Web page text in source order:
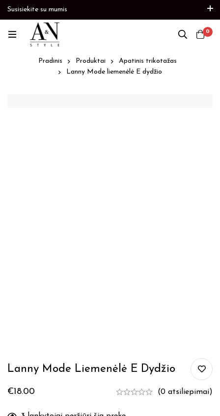
Susisiekite su mumis
Paskubėkite
0
Pradinis Produktai
Apatinis trikotažas
Lanny Mode liemenėlė E dydžio
Lanny Mode Liemenėlė E Dydžio
€18.00 (0 atsiliepimai)